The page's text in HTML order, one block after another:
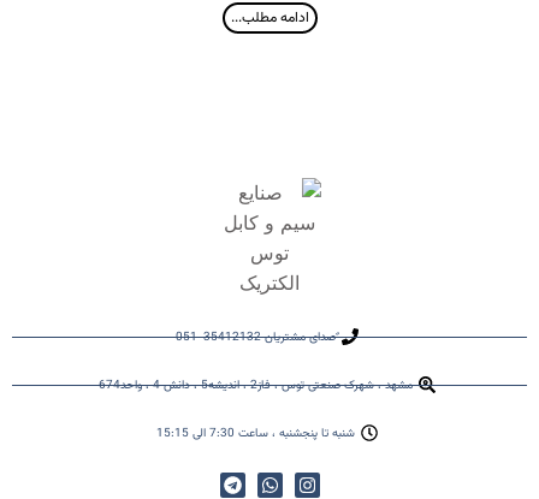
ادامه مطلب...
ٌصدای مشتریان 35412132-051
مشهد ، شهرک صنعتی توس ، فاز2 ، اندیشه5 ، دانش 4 ، واحد674
شنبه تا پنجشنبه ، ساعت 7:30 الی 15:15